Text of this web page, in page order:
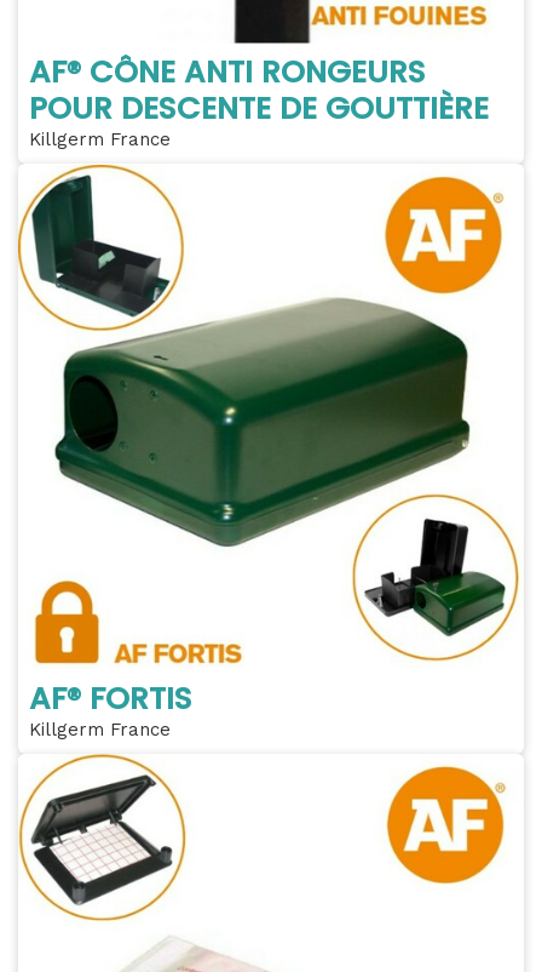
AF® CÔNE ANTI RONGEURS
POUR DESCENTE DE GOUTTIÈRE
Killgerm France
AF® FORTIS
Killgerm France